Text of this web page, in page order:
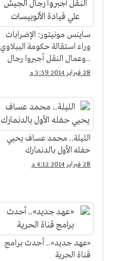
ساينس مونيتور: الإضرابات
وراء استقالة حكومة الببلاوي
..وعمال النقل أجبروا رجال
الجيش علي قيادة
28 فبراير 2014 5:59 م
الليلة.. محمد عساف يحيي
حفله الأول بالدنمارك
28 فبراير 2014 4:12 م
«عهد جديد».. أحدث برامج
قناة الحرية